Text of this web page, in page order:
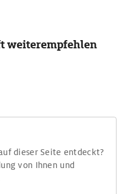
weiterempfehlen
dieser Seite entdeckt?
von Ihnen und